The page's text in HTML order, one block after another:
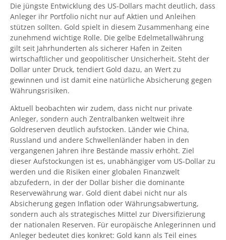
Die jüngste Entwicklung des US-Dollars macht deutlich, dass
Anleger ihr Portfolio nicht nur auf Aktien und Anleihen
stützen sollten. Gold spielt in diesem Zusammenhang eine
zunehmend wichtige Rolle. Die gelbe Edelmetallwährung
gilt seit Jahrhunderten als sicherer Hafen in Zeiten
wirtschaftlicher und geopolitischer Unsicherheit. Steht der
Dollar unter Druck, tendiert Gold dazu, an Wert zu
gewinnen und ist damit eine natürliche Absicherung gegen
Währungsrisiken.
Aktuell beobachten wir zudem, dass nicht nur private
Anleger, sondern auch Zentralbanken weltweit ihre
Goldreserven deutlich aufstocken. Länder wie China,
Russland und andere Schwellenländer haben in den
vergangenen Jahren ihre Bestände massiv erhöht. Ziel
dieser Aufstockungen ist es, unabhängiger vom US-Dollar zu
werden und die Risiken einer globalen Finanzwelt
abzufedern, in der der Dollar bisher die dominante
Reservewährung war. Gold dient dabei nicht nur als
Absicherung gegen Inflation oder Währungsabwertung,
sondern auch als strategisches Mittel zur Diversifizierung
der nationalen Reserven. Für europäische Anlegerinnen und
Anleger bedeutet dies konkret: Gold kann als Teil eines